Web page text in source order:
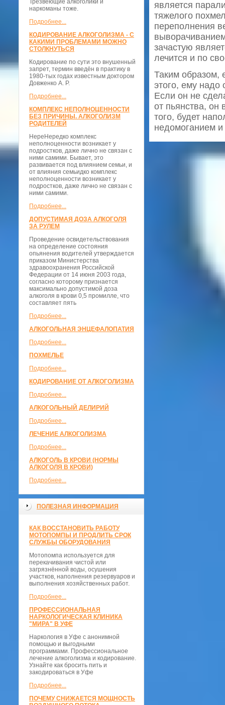
Трезвеющие алкоголики и
наркоманы тоже.
Подробнее...
КОДИРОВАНИЕ АЛКОГОЛИЗМА - С
КАКИМИ ПРОБЛЕМАМИ МОЖНО
СТОЛКНУТЬСЯ
Кодирование по сути это внушенный
запрет, термин введён в практику в
1980-тых годах известным доктором
Довженко А. Р.
Подробнее...
КОМПЛЕКС НЕПОЛНОЦЕННОСТИ
БЕЗ ПРИЧИНЫ. АЛКОГОЛИЗМ
РОДИТЕЛЕЙ
НереНередко комплекс
неполноценности возникает у
подростков, даже лично не связан с
ними самими. Бывает, это
развивается под влиянием семьи, и
от влияния семьидко комплекс
неполноценности возникает у
подростков, даже лично не связан с
ними самими.
Подробнее...
ДОПУСТИМАЯ ДОЗА АЛКОГОЛЯ
ЗА РУЛЕМ
Проведение освидетельствования
на определение состояния
опьянения водителей утверждается
приказом Министерства
здравоохранения Российской
Федерации от 14 июня 2003 года,
согласно которому признается
максимально допустимой доза
алкоголя в крови 0,5 промилле, что
составляет пять
Подробнее...
АЛКОГОЛЬНАЯ ЭНЦЕФАЛОПАТИЯ
Подробнее...
ПОХМЕЛЬЕ
Подробнее...
КОДИРОВАНИЕ ОТ АЛКОГОЛИЗМА
Подробнее...
АЛКОГОЛЬНЫЙ ДЕЛИРИЙ
Подробнее...
ЛЕЧЕНИЕ АЛКОГОЛИЗМА
Подробнее...
АЛКОГОЛЬ В КРОВИ (НОРМЫ
АЛКОГОЛЯ В КРОВИ)
Подробнее...
ПОЛЕЗНАЯ ИНФОРМАЦИЯ
КАК ВОССТАНОВИТЬ РАБОТУ
МОТОПОМПЫ И ПРОДЛИТЬ СРОК
СЛУЖБЫ ОБОРУДОВАНИЯ
Мотопомпа используется для
перекачивания чистой или
загрязнённой воды, осушения
участков, наполнения резервуаров и
выполнения хозяйственных работ.
Подробнее...
ПРОФЕССИОНАЛЬНАЯ
НАРКОЛОГИЧЕСКАЯ КЛИНИКА
"МИРА" В УФЕ
Наркология в Уфе с анонимной
помощью и выгодными
программами. Профессиональное
лечение алкоголизма и кодирование.
Узнайте как бросить пить и
закодироваться в Уфе
Подробнее...
ПОЧЕМУ СНИЖАЕТСЯ МОЩНОСТЬ
является
тяжелого
переполнения
зачастую
лечится и по
Таким образом,
этого, ему надо
Если он не
от пьянства, он
того, будет
недомоганием